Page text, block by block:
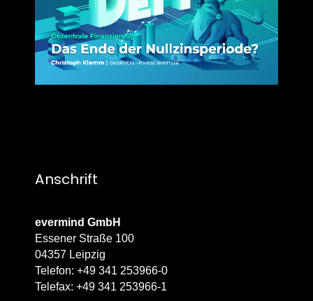
Anschrift
evermind GmbH
Essener Straße 100
04357 Leipzig
Telefon: +49 341 253966-0
Telefax: +49 341 253966-1